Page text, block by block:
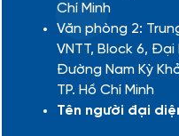
Chí Minh
Văn phòng 2:
VNTT, Block 6,
Đường Nam Kỳ
TP. Hồ Chí Minh
Tên người đại